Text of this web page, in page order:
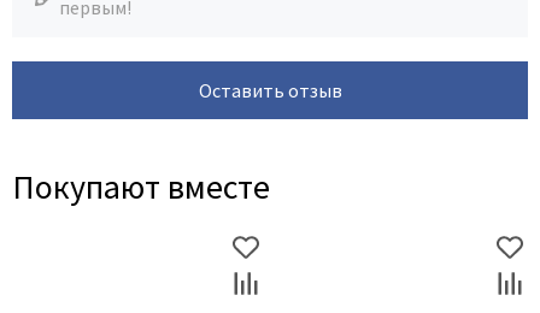
первым!
Оставить отзыв
Покупают вместе